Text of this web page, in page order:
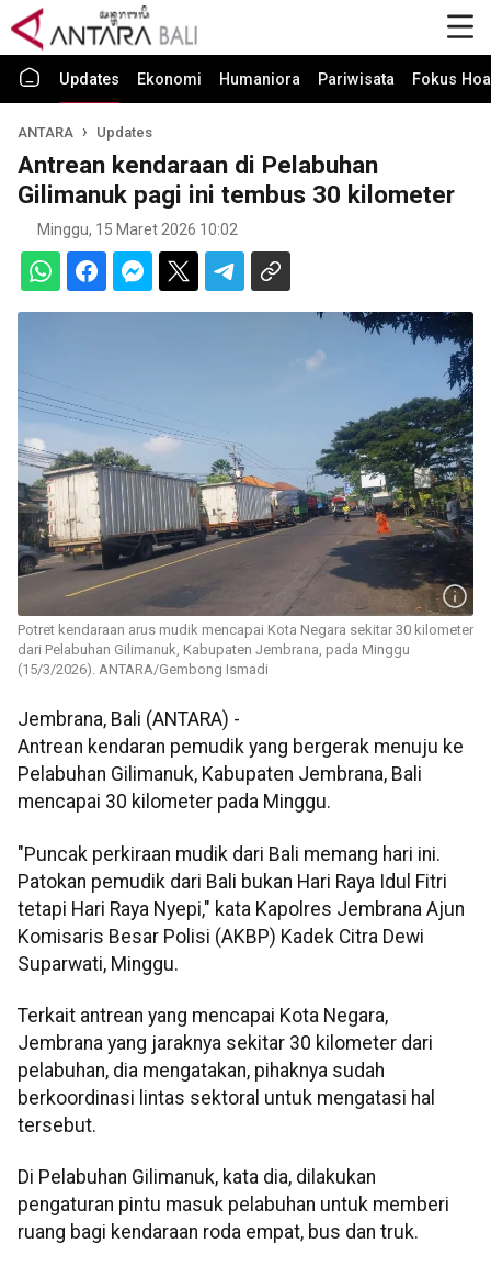
Updates Ekonomi Humaniora Pariwisata Fokus
ANTARA Updates
Antrean kendaraan di Pelabuhan
Gilimanuk pagi ini tembus 30 kilometer
Minggu, 15 Maret 2026 10:02
Potret kendaraan arus mudik mencapai Kota Negara sekitar 30 kilometer
dari Pelabuhan Gilimanuk, Kabupaten Jembrana, pada Minggu
(15/3/2026). ANTARA/Gembong Ismadi
Jembrana, Bali (ANTARA) -
Antrean kendaran pemudik yang bergerak menuju ke
Pelabuhan Gilimanuk, Kabupaten Jembrana, Bali
mencapai 30 kilometer pada Minggu.
"Puncak perkiraan mudik dari Bali memang hari ini.
Patokan pemudik dari Bali bukan Hari Raya Idul Fitri
tetapi Hari Raya Nyepi," kata Kapolres Jembrana Ajun
Komisaris Besar Polisi (AKBP) Kadek Citra Dewi
Suparwati, Minggu.
Terkait antrean yang mencapai Kota Negara,
Jembrana yang jaraknya sekitar 30 kilometer dari
pelabuhan, dia mengatakan, pihaknya sudah
berkoordinasi lintas sektoral untuk mengatasi hal
tersebut.
Di Pelabuhan Gilimanuk, kata dia, dilakukan
pengaturan pintu masuk pelabuhan untuk memberi
ruang bagi kendaraan roda empat, bus dan truk.